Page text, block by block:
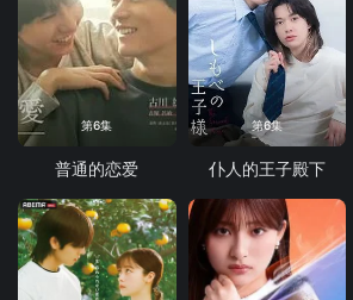
第6集
普通的恋爱
第6集
仆人的王子殿下